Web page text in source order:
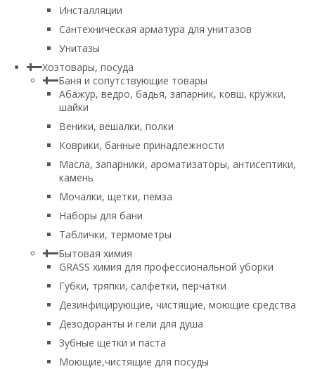
Инсталляции
Сантехническая арматура для унитазов
Унитазы
Хозтовары, посуда
Баня и сопутствующие товары
Абажур, ведро, бадья, запарник, ковш, кружки,
шайки
Веники, вешалки, полки
Коврики, банные принадлежности
Масла, запарники, ароматизаторы, антисептики,
камень
Мочалки, щетки, пемза
Наборы для бани
Таблички, термометры
Бытовая химия
GRASS химия для профессиональной уборки
Губки, тряпки, салфетки, перчатки
Дезинфицирующие, чистящие, моющие средства
Дезодоранты и гели для душа
Зубные щетки и паста
Моющие,чистящие для посуды